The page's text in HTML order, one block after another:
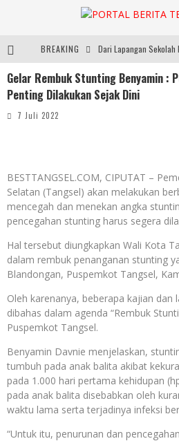
BREAKING
Gelar Rembuk Stunting Benyamin :
Penting Dilakukan Sejak Dini
7 Juli 2022
BESTTANGSEL.COM, CIPUTAT –
Selatan (Tangsel) akan melakukan
mencegah dan menekan angka
pencegahan stunting harus segera
Hal tersebut diungkapkan Wali Kota
dalam rembuk penanganan stunting
Blandongan, Puspemkot Tangsel,
Oleh karenanya, beberapa kajian dan
dibahas dalam agenda “Rembuk
Puspemkot Tangsel.
Benyamin Davnie menjelaskan,
tumbuh pada anak balita akibat
pada 1.000 hari pertama kehidupan
pada anak balita disebabkan oleh
waktu lama serta terjadinya infeksi
“Untuk itu, penurunan dan